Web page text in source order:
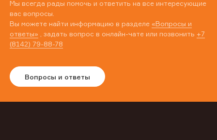
Мы всегда рады помочь и ответить на все интересующие
вас вопросы.
Вы можете найти информацию в разделе «Вопросы и
ответы» , задать вопрос в онлайн-чате или позвонить +7
(8142) 79-88-78
Вопросы и ответы